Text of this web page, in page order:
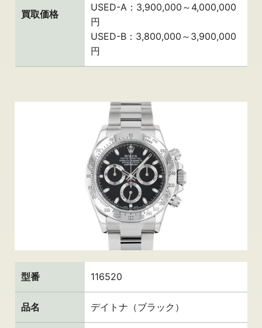
買取価格
USED-A：3,900,000～4,000,000
円
USED-B：3,800,000～3,900,000
円
型番 116520
品名 デイトナ（ブラック）